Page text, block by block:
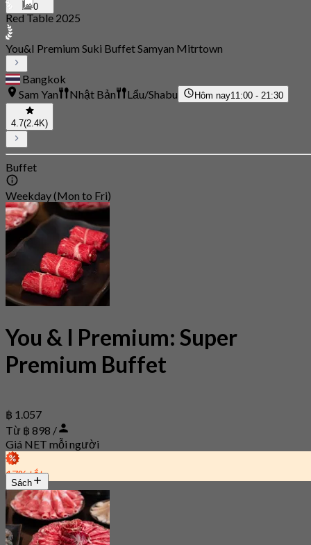
0
Red Table 2025
You&I Premium Suki Buffet Samyan Mitrtown
Bangkok
Sam Yan
Nhật Bản Lẩu/Shabu Hôm nay11:00 - 21:30
4.7(2.4K)
Buffet
Weekday (Mon to Fri)
You & I Premium: Super
Premium Buffet
฿ 1.057
Từ ฿ 898 /
Giá NET mỗi người
17% tắt
Sách